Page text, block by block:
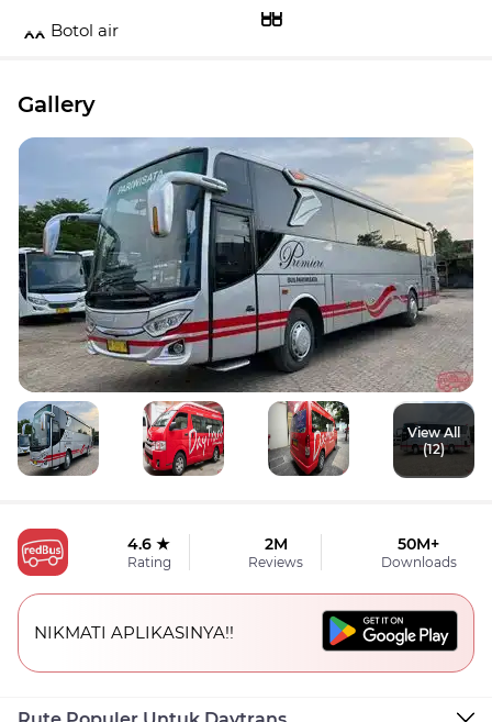
Botol air
Gallery
View All
(12)
4.6 ★
Rating
2M
Reviews
50M+
Downloads
NIKMATI APLIKASINYA!!